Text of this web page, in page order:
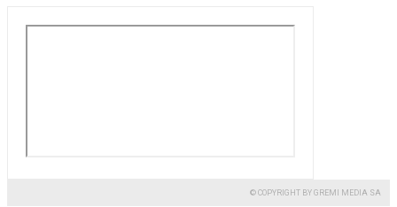
© COPYRIGHT BY GREMI MEDIA SA